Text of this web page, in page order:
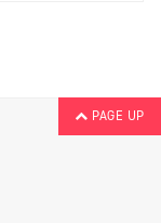
PAGE UP